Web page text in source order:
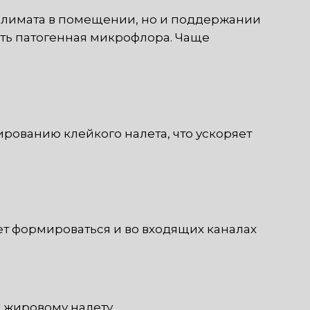
в помещении, но и поддержании
патогенная микрофлора. Чаще
клейкого налета, что ускоряет
формироваться и во входящих каналах
налету.